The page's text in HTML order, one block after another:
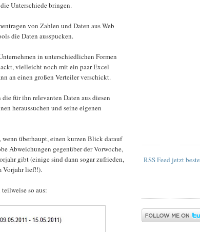
Unterschiede bringen.
von Zahlen und Daten aus Web
die Daten ausspucken.
in unterschiedlichen Formen
vielleicht noch mit ein paar Excel
an einen großen Verteiler verschickt.
für ihn relevanten Daten aus diesen
heraussuchen und seine eigenen
überhaupt, einen kurzen Blick darauf
Abweichungen gegenüber der Vorwoche,
gibt (einige sind dann sogar zufrieden,
Vorjahr lief!!).
so aus:
RSS Feed jetzt